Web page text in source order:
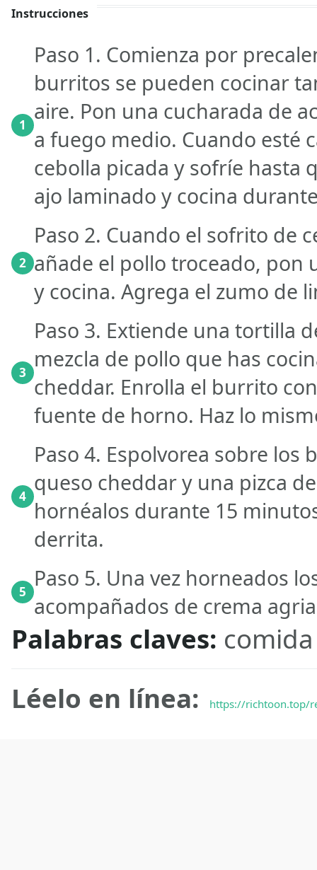
Instrucciones
1
Paso 1. Comienza por
burritos se pueden cocinar
aire. Pon una cucharada de
a fuego medio. Cuando esté
cebolla picada y sofríe hasta
ajo laminado y cocina
2
Paso 2. Cuando el sofrito de
añade el pollo troceado, pon
y cocina. Agrega el zumo de
3
Paso 3. Extiende una tortilla
mezcla de pollo que has
cheddar. Enrolla el burrito
fuente de horno. Haz lo
4
Paso 4. Espolvorea sobre
queso cheddar y una pizca
hornéalos durante 15
derrita.
5
Paso 5. Una vez horneados
acompañados de crema
Palabras claves:
Léelo en línea:
https://richtoon.top/